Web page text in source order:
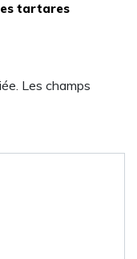
tartares
Les champs